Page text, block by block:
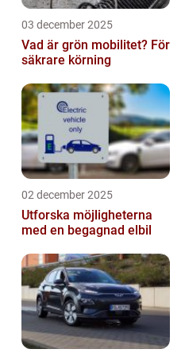
03 december 2025
Vad är grön mobilitet? För
säkrare körning
02 december 2025
Utforska möjligheterna
med en begagnad elbil